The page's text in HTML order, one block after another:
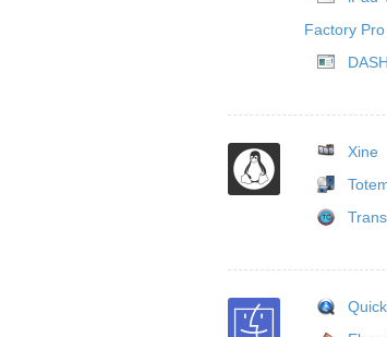
Factory Pro
Xine